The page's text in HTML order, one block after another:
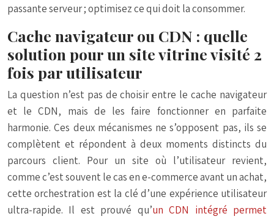
passante serveur ; optimisez ce qui doit la consommer.
Cache navigateur ou CDN : quelle
solution pour un site vitrine visité 2
fois par utilisateur
La question n’est pas de choisir entre le cache navigateur
et le CDN, mais de les faire fonctionner en parfaite
harmonie. Ces deux mécanismes ne s’opposent pas, ils se
complètent et répondent à deux moments distincts du
parcours client. Pour un site où l’utilisateur revient,
comme c’est souvent le cas en e-commerce avant un achat,
cette orchestration est la clé d’une expérience utilisateur
ultra-rapide. Il est prouvé qu’un CDN intégré permet